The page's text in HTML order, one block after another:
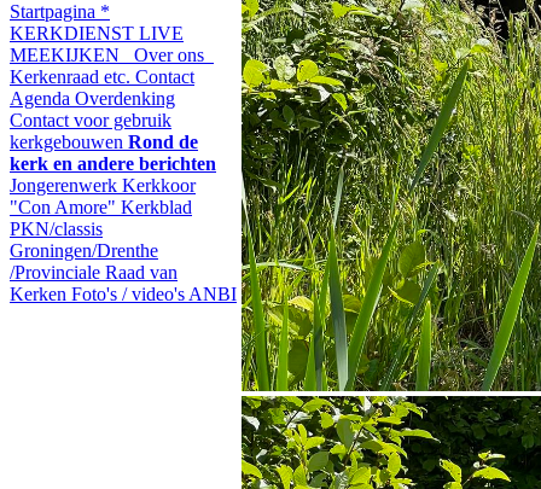
Startpagina *
KERKDIENST LIVE
MEEKIJKEN
Over ons
Kerkenraad etc. Contact
Agenda Overdenking
Contact voor gebruik
kerkgebouwen Rond de
kerk en andere berichten
Jongerenwerk Kerkkoor
"Con Amore" Kerkblad
PKN/classis
Groningen/Drenthe
/Provinciale Raad van
Kerken Foto's / video's ANBI